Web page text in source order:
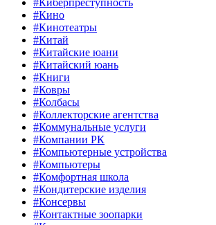
#Кино
#Кинотеатры
#Китай
#Китайские юани
#Китайский юань
#Книги
#Ковры
#Колбасы
#Коллекторские агентства
#Коммунальные услуги
#Компании РК
#Компьютерные устройства
#Компьютеры
#Комфортная школа
#Кондитерские изделия
#Консервы
#Контактные зоопарки